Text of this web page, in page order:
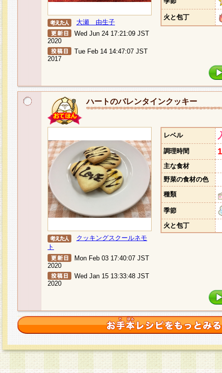
大瀬 由生子
Wed Jun 24 17:21:09 JST
2020
Tue Feb 14 14:47:07 JST
2017
火と包丁
ハートのバレンタインクッキー
クッキングスクールネモ
ト
Mon Feb 03 17:40:07 JST
2020
Wed Jan 15 13:33:48 JST
2020
レベル
調理時間
主な食材
野菜の食材の色
種類
季節
火と包丁